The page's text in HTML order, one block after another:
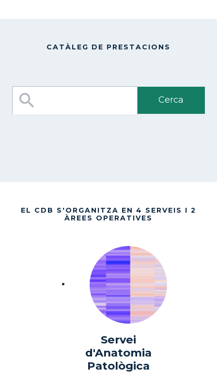
CATÀLEG DE PRESTACIONS
EL CDB S'ORGANITZA EN 4 SERVEIS I 2
ÀREES OPERATIVES
Servei
d'Anatomia
Patològica